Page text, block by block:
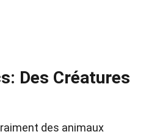
Des Créatures
des animaux